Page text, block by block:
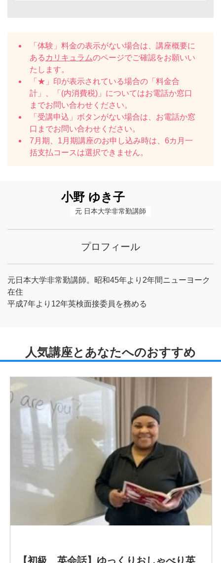
「体験」料金の表示がない場合は、講座概要に
ある カリキュラムのページでご確認をお願いい
たします。
「★」印が表示されている場合の「料金合
計」、「(内消費税)」についてはお電話か窓口
までお問い合わせください。
「受講申込」ボタンがない場合は、お電話か窓
口までお問い合わせください。
7月期、1月期講座のお申し込み時は、6カ月一
括支払コースは選択できません。
小野 ゆき子
元 日本大学非常勤講師
プロフィール
元日本大学非常勤講師。昭和45年より2年間ニューヨーク
在住
平成7年より12年英検面接委員を務める